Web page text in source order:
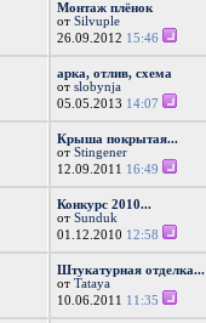
Монтаж плёнок
отSilvuple
26.09.2012 15:46
арка, отлив, схема
отslobynja
05.05.2013 14:07
Крыша покрытая...
отStingener
12.09.2011 16:49
Конкурс 2010...
отSunduk
01.12.2010 12:58
Штукатурная отделка...
отTataya
10.06.2011 11:35